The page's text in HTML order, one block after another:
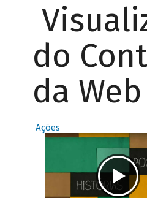
do
da Web
Ações